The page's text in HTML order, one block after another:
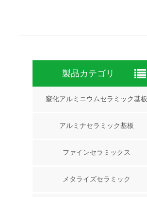
製品カテゴリ
窒化アルミニウムセラミック基板
アルミナセラミック基板
ファインセラミックス
メタライズセラミック